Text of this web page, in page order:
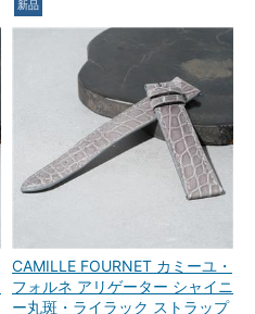
新品
CAMILLE FOURNET カミーユ・
フォルネ アリゲーター シャイニ
ー丸斑・ライラック ストラップ